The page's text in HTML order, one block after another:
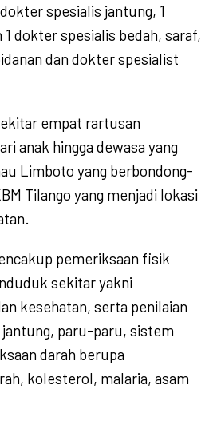
spesialis jantung, 1
dokter spesialis bedah, saraf,
dan dokter spesialist
empat rartusan
anak hingga dewasa yang
Limboto yang berbondong-
Tilango yang menjadi lokasi
pemeriksaan fisik
sekitar yakni
kesehatan, serta penilaian
paru-paru, sistem
darah berupa
kolesterol, malaria, asam